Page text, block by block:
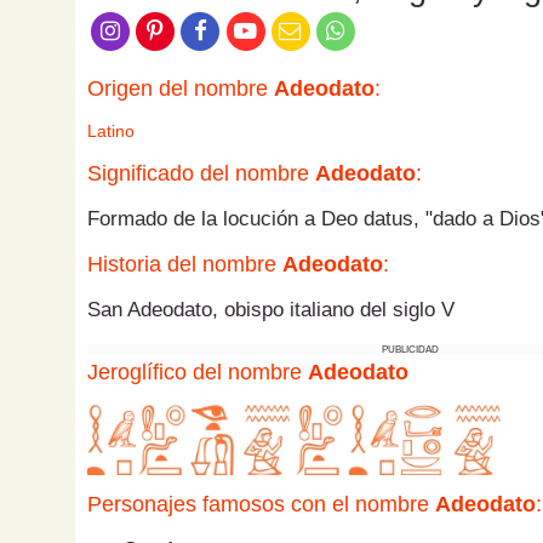
Origen del nombre Adeodato:
Latino
Significado del nombre Adeodato:
Formado de la locución a Deo datus, "dado a
Historia del nombre Adeodato:
San Adeodato, obispo italiano del siglo V
PUBLICIDAD
Jeroglífico del nombre Adeodato
Personajes famosos con el nombre Adeodato: